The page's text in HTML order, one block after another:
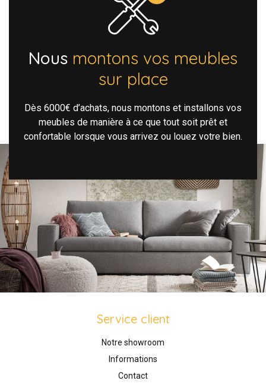
Nous montons vos meubles
sur place
Dès 6000€ d’achats, nous montons et installons vos
meubles de manière à ce que tout soit prêt et
confortable lorsque vous arrivez ou louez votre bien.
Service client
Notre showroom
Informations
Contact